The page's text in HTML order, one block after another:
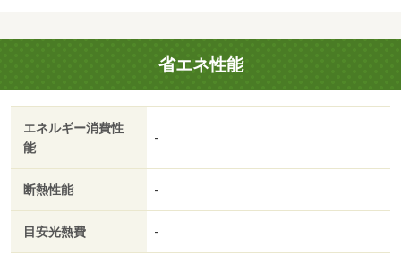
で対応させて頂きます♪・駐輪場：有/室内清掃費用 49500
省エネ性能
エネルギー消費性
能
-
断熱性能 -
目安光熱費 -